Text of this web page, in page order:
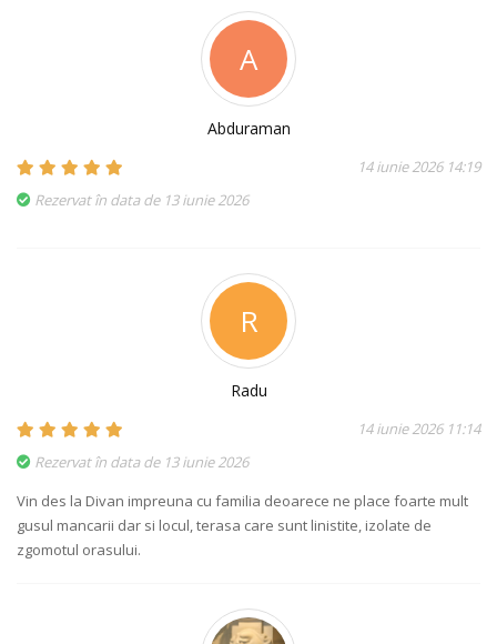
A
Abduraman
14 iunie 2026 14:19
Rezervat în data de 13 iunie 2026
R
Radu
14 iunie 2026 11:14
Rezervat în data de 13 iunie 2026
Vin des la Divan impreuna cu familia deoarece ne place foarte mult
gusul mancarii dar si locul, terasa care sunt linistite, izolate de
zgomotul orasului.